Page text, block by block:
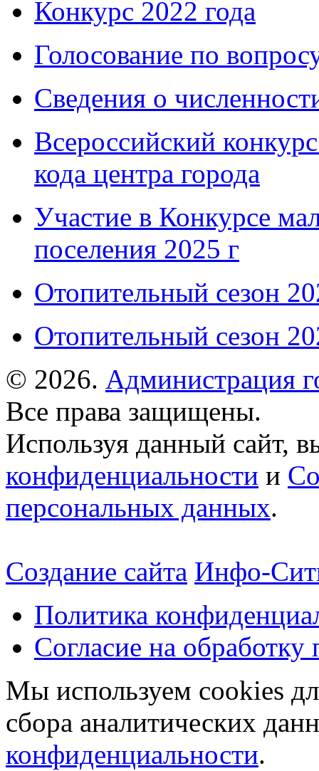
Конкурс 2022 года
Голосование по
Сведения о
Всероссийский
кода центра города
Участие в Конкурсе
поселения 2025 г
Отопительный сезон
Отопительный сезон
© 2026. Администрация
Все права защищены.
Используя данный сайт,
конфиденциальности и
персональных данных.
Создание сайта Инфо-
Политика
Согласие на
Мы используем cookies
сбора аналитических
конфиденциальности.